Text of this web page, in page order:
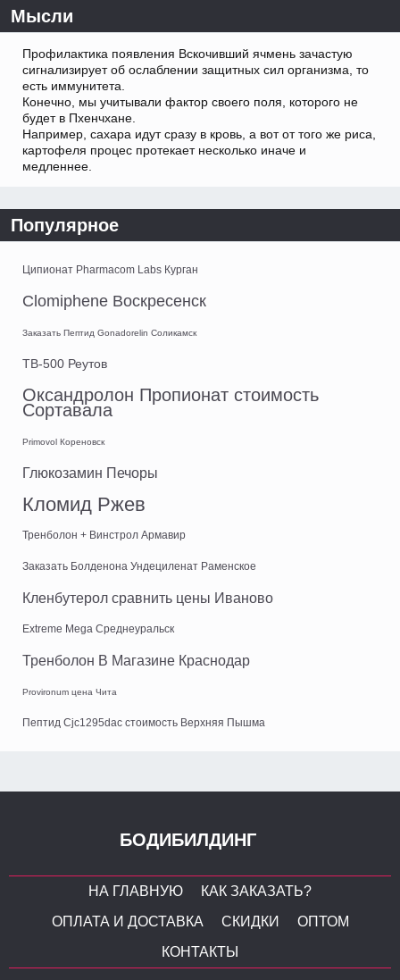
Мысли
Профилактика появления Вскочивший ячмень зачастую
сигнализирует об ослаблении защитных сил организма, то
есть иммунитета.
Конечно, мы учитывали фактор своего поля, которого не
будет в Пхенчхане.
Например, сахара идут сразу в кровь, а вот от того же риса,
картофеля процес протекает несколько иначе и
медленнее.
Популярное
Ципионат Pharmacom Labs Курган
Clomiphene Воскресенск
Заказать Пептид Gonadorelin Соликамск
TB-500 Реутов
Оксандролон Пропионат стоимость
Сортавала
Primovol Кореновск
Глюкозамин Печоры
Кломид Ржев
Тренболон + Винстрол Армавир
Заказать Болденона Ундециленат Раменское
Кленбутерол сравнить цены Иваново
Extreme Mega Среднеуральск
Тренболон В Магазине Краснодар
Provironum цена Чита
Пептид Cjc1295dac стоимость Верхняя Пышма
БОДИБИЛДИНГ
НА ГЛАВНУЮ
КАК ЗАКАЗАТЬ?
ОПЛАТА И ДОСТАВКА
СКИДКИ
ОПТОМ
КОНТАКТЫ